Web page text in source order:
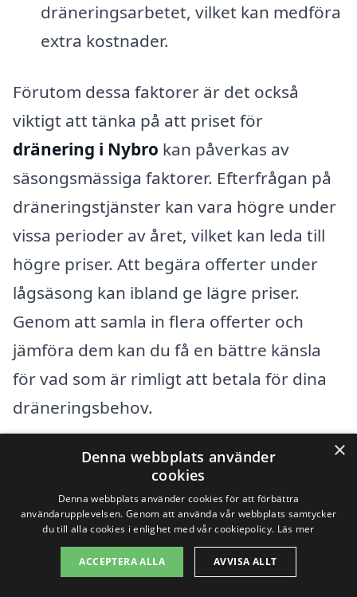
dräneringsarbetet, vilket kan medföra
extra kostnader.
Förutom dessa faktorer är det också
viktigt att tänka på att priset för
dränering i Nybro kan påverkas av
säsongsmässiga faktorer. Efterfrågan på
dräneringstjänster kan vara högre under
vissa perioder av året, vilket kan leda till
högre priser. Att begära offerter under
lågsäsong kan ibland ge lägre priser.
Genom att samla in flera offerter och
jämföra dem kan du få en bättre känsla
för vad som är rimligt att betala för dina
dräneringsbehov.
Sammanfattningsvis, när du överväger
dränering i Nybro, är det viktigt att ta
hänsyn till de olika faktorer som påverkar
priset. Genom att vara informerad och
göra en noggrann jämförelse av olika
×
Denna webbplats använder
cookies
Denna webbplats använder cookies för att förbättra
användarupplevelsen. Genom att använda vår webbplats samtycker
du till alla cookies i enlighet med vår cookiepolicy. Läs mer
ACCEPTERA ALLA AVVISA ALLT